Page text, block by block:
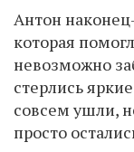
Антон
которая
невозможно
стерлись
совсем ушли,
просто